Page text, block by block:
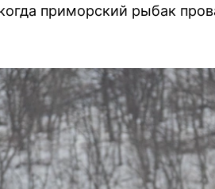
приморский рыбак